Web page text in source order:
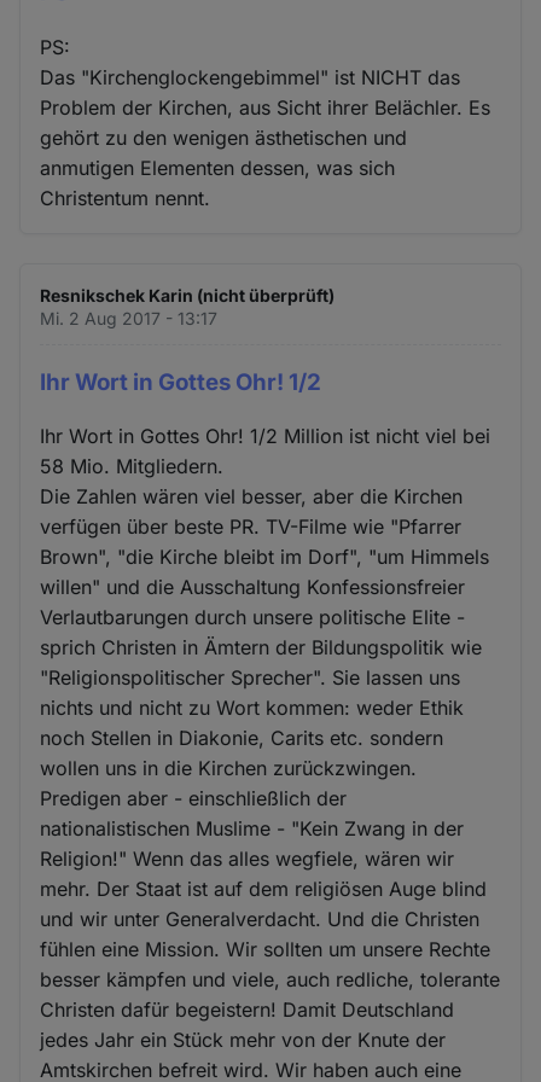
PS:
Das "Kirchenglockengebimmel" ist NICHT das
Problem der Kirchen, aus Sicht ihrer Belächler. Es
gehört zu den wenigen ästhetischen und
anmutigen Elementen dessen, was sich
Christentum nennt.
Resnikschek Karin (nicht überprüft)
Mi. 2 Aug 2017 - 13:17
Ihr Wort in Gottes Ohr! 1/2
Ihr Wort in Gottes Ohr! 1/2 Million ist nicht viel bei
58 Mio. Mitgliedern.
Die Zahlen wären viel besser, aber die Kirchen
verfügen über beste PR. TV-Filme wie "Pfarrer
Brown", "die Kirche bleibt im Dorf", "um Himmels
willen" und die Ausschaltung Konfessionsfreier
Verlautbarungen durch unsere politische Elite -
sprich Christen in Ämtern der Bildungspolitik wie
"Religionspolitischer Sprecher". Sie lassen uns
nichts und nicht zu Wort kommen: weder Ethik
noch Stellen in Diakonie, Carits etc. sondern
wollen uns in die Kirchen zurückzwingen.
Predigen aber - einschließlich der
nationalistischen Muslime - "Kein Zwang in der
Religion!" Wenn das alles wegfiele, wären wir
mehr. Der Staat ist auf dem religiösen Auge blind
und wir unter Generalverdacht. Und die Christen
fühlen eine Mission. Wir sollten um unsere Rechte
besser kämpfen und viele, auch redliche, tolerante
Christen dafür begeistern! Damit Deutschland
jedes Jahr ein Stück mehr von der Knute der
Amtskirchen befreit wird. Wir haben auch eine